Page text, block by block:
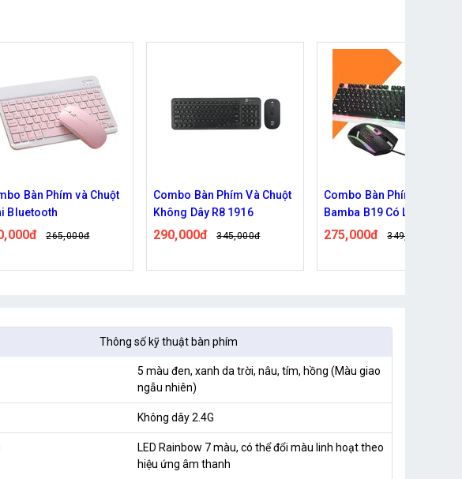
Combo Bàn Phím Và Chuột
Không Dây R8 1916
290,000đ
Combo Bàn Phím Và Chuột
Bamba B19 Có Led
275,000đ
Combo Bàn
R8 1911 có dây
tay chống mỏi
180,000đ
Đã bán: 60
Thông số kỹ thuật bàn phím
5 màu đen, xanh da trời, nâu, tím, hồng (Màu giao
ngẫu nhiên)
Không dây 2.4G
LED Rainbow 7 màu, có thể đổi màu linh hoạt theo
hiệu ứng âm thanh